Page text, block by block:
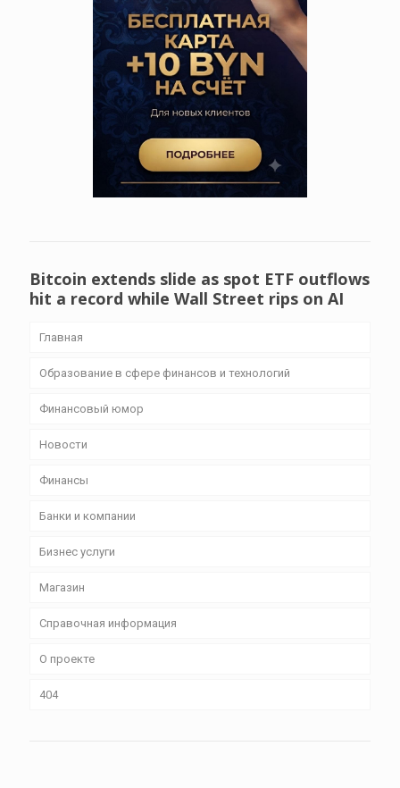
Bitcoin extends slide as spot ETF outflows
hit a record while Wall Street rips on AI
Главная
Образование в сфере финансов и технологий
Финансовый юмор
Новости
Финансы
Банки и компании
Бизнес уcлуги
Магазин
Справочная информация
О проекте
404